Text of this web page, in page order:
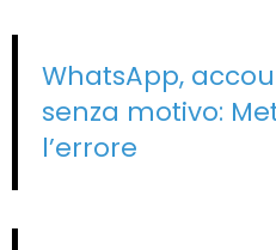
WhatsApp,
senza motivo:
l’errore